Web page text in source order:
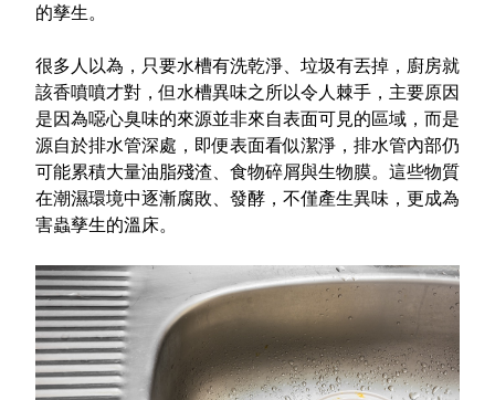
強效誘引捕黏板
優品x柴語錄
團購專區
關於優品
會員權益
會員中心
特色服務
的孳生。
很多人以為，只要水槽有洗乾淨、垃圾有丟掉，廚房就
該香噴噴才對，但水槽異味之所以令人棘手，主要原因
是因為噁心臭味的來源並非來自表面可見的區域 ，而是
源自於排水管深處，即便表面看似潔淨，排水管內部仍
可能累積大量油脂殘渣、食物碎屑與生物膜。這些物質
在潮濕環境中逐漸腐敗、發酵，不僅產生異味，更成為
害蟲孳生的溫床。